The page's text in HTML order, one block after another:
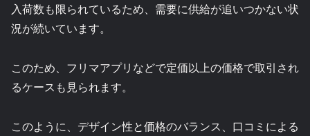
入荷数も限られているため、需要に供給が追いつかない状
況が続いています。
このため、フリマアプリなどで定価以上の価格で取引され
るケースも見られます。
このように、デザイン性と価格のバランス、口コミによる